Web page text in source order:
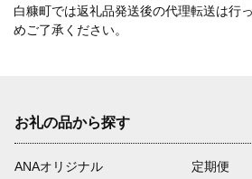
白糠町では返礼品発送後の代理転送は行
めご了承ください。
お礼の品から探す
ANAオリジナル
定期便